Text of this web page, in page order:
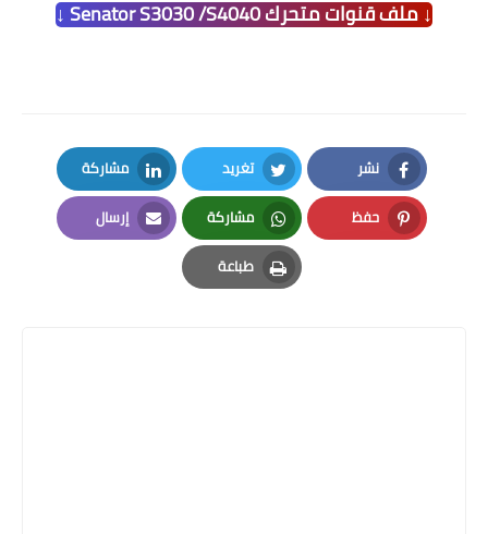
↓ ملف قنوات متحرك Senator S3030 /S4040 ↓
نشر
Facebook
تغريد
Twitter
مشاركة
LinkedIn
حفظ
Pinterest
مشاركة
Whatsapp
إرسال
Email
طباعة
Print